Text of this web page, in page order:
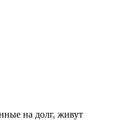
на долг, живут